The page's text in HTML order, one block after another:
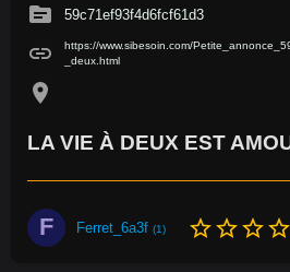
source 59c71ef93f4d6fcf61d3
link
https://www.sibesoin.com/
_deux.html
location_on
LA VIE À DEUX EST
F Ferret_6a3f (1) star_borderstar_borderstar_borderstar_border